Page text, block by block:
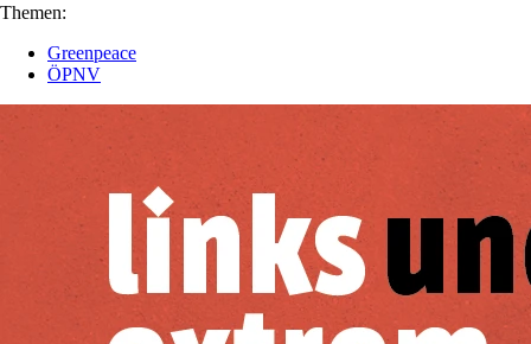
Themen:
Greenpeace
ÖPNV